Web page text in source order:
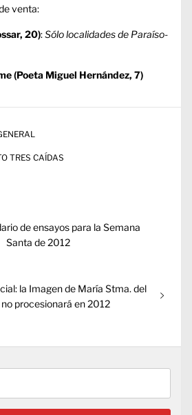
venta:
20):Sólo localidades de Paraíso-
(Poeta Miguel Hernández, 7)
TRES CAÍDAS
de ensayos para la Semana
Santa de 2012
la Imagen de María Stma. del
no procesionará en 2012